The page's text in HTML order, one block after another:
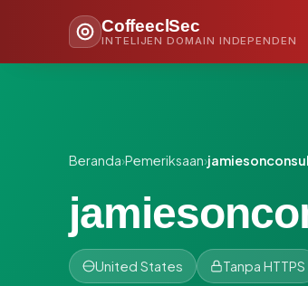
CoffeeclSec
INTELIJEN DOMAIN INDEPENDEN
Beranda›Pemeriksaan›
United States Tanpa HTTPS